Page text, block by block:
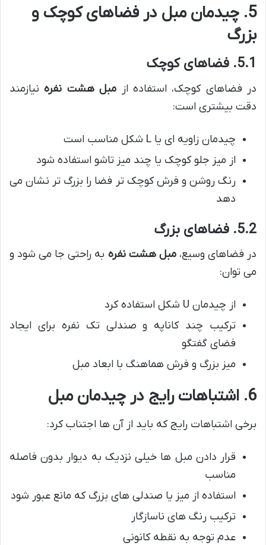
5. چیدمان مبل در فضاهای کوچک و
بزرگ
5.1. فضاهای کوچک
در فضاهای کوچک، استفاده از مبل هشت نفرهنیازمند
دقت بیشتری است:
چیدمان زاویه ای یا L شکل مناسب است
از میز جلو کوچک یا چند میز تاشو استفاده شود
رنگ روشن و فرش کوچک تر فضا را بزرگ تر نشان می
دهد
5.2. فضاهای بزرگ
در فضاهای وسیع،مبل هشت نفره به راحتی جا می شود و
می توان:
از چیدمان U شکل استفاده کرد
ترکیب چند کاناپه و صندلی تک نفره برای ایجاد
فضای گفتگو
میز بزرگ و فرش هماهنگ با ابعاد مبل
6. اشتباهات رایج در چیدمان مبل
برخی اشتباهات رایج که باید از آن ها اجتناب کرد:
قرار دادن مبل ها خیلی نزدیک به دیوار بدون فاصله
مناسب
استفاده از میز یا صندلی های بزرگ که مانع عبور شود
ترکیب رنگ های ناسازگار
عدم توجه به نقطه کانونی